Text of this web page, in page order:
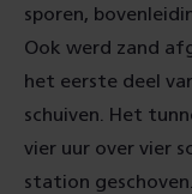
sporen,
Ook werd zand
het eerste deel
schuiven. Het
vier uur over vier
station